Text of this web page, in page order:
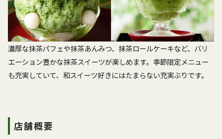
濃厚な抹茶パフェや抹茶あんみつ、抹茶ロールケーキなど、バリ
エーション豊かな抹茶スイーツが楽しめます。季節限定メニュー
も充実していて、和スイーツ好きにはたまらない充実ぶりです。
店舗概要